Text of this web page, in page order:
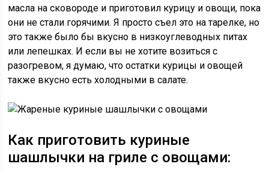
масла на сковороде и приготовил курицу и овощи, пока
они не стали горячими. Я просто съел это на тарелке, но
это также было бы вкусно в низкоуглеводных питах
или лепешках. И если вы не хотите возиться с
разогревом, я думаю, что остатки курицы и овощей
также вкусно есть холодными в салате.
Как приготовить куриные
шашлычки на гриле с овощами: